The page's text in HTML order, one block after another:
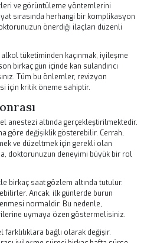
ile iletişime geçin.
Hazırlık Aşaması
dikkat etmesi gereken ilk
Burun yapınız, önceki
vermeniz, doktorun doğru bir
Bu süreçte, beklentilerinizi
tıbbi testlerin yapılması
ve görüntüleme yöntemlerini
sırasında herhangi bir
doktorunuzun önerdiği ilaçları
ve alkol tüketiminden kaçınmak,
son birkaç gün içinde kan sulandırıcı
Tüm bu önlemler, revizyon
için kritik öneme sahiptir.